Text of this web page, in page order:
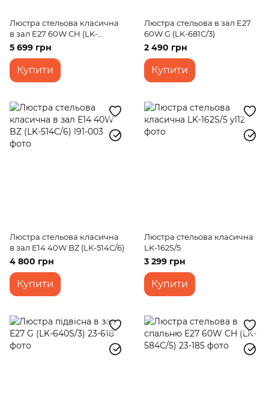
Люстра стельова класична
в зал E27 60W CH (LK-
539C/4)
5 699 грн
Купити
Люстра стельова в зал E27
60W G (LK-681C/3)
2 490 грн
Купити
Люстра стельова класична
в зал E14 40W BZ (LK-514C/6)
4 800 грн
Купити
Люстра стельова класична
LK-162S/5
3 299 грн
Купити